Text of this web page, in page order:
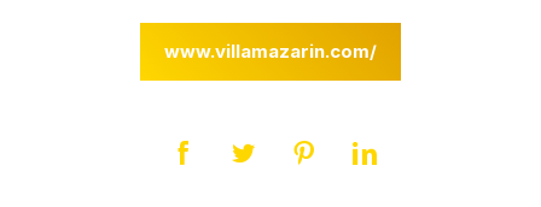
www.villamazarin.com/